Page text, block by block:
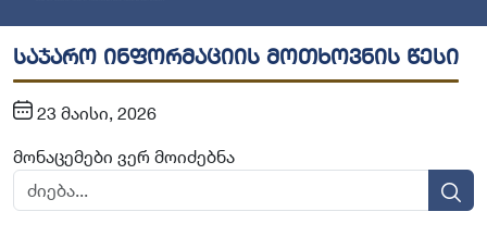
საჯარო ინფორმაციის მოთხოვნის წესი
23 მაისი, 2026
მონაცემები ვერ მოიძებნა